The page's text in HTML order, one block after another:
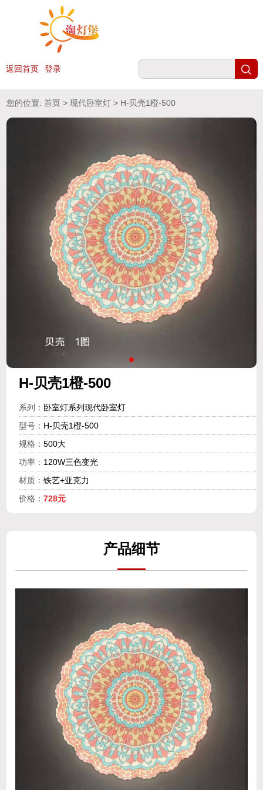
返回首页 登录
您的位置:首页 >现代卧室灯 > H-贝壳1橙-500
H-贝壳1橙-500
系列： 卧室灯系列现代卧室灯
型号： H-贝壳1橙-500
规格： 500大
功率： 120W三色变光
材质： 铁艺+亚克力
价格： 728元
产品细节